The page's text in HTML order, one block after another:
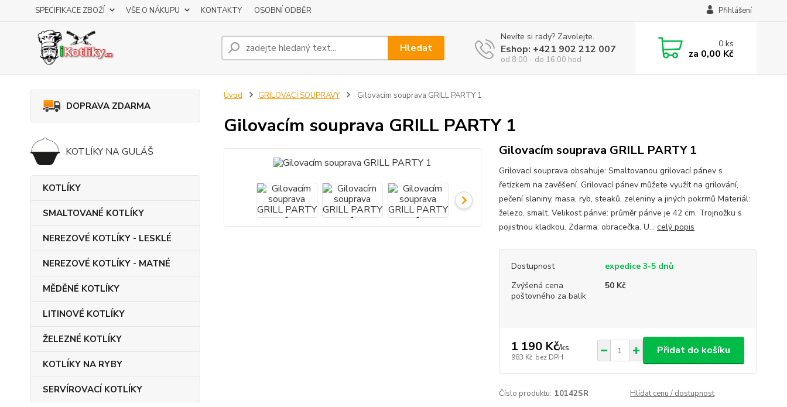
SPECIFIKACE ZBOŽÍ VŠE O NÁKUPU KONTAKTY OSOBNÍ ODBĚR Přihlášení
Hledat
Nevíte si rady? Zavolejte.
Eshop: +421 902 212 007
od 8:00 - do 16:00 hod
0ks
za 0,00 Kč
DOPRAVA ZDARMA
KOTLÍKY NA GULÁŠ
KOTLÍKY
SMALTOVANÉ KOTLÍKY
NEREZOVÉ KOTLÍKY - LESKLÉ
NEREZOVÉ KOTLÍKY - MATNÉ
MĚDĚNÉ KOTLÍKY
LITINOVÉ KOTLÍKY
ŽELEZNÉ KOTLÍKY
KOTLÍKY NA RYBY
SERVÍROVACÍ KOTLÍKY
Úvod GRILOVACÍ SOUPRAVY Gilovacím souprava GRILL PARTY 1
Gilovacím souprava GRILL PARTY 1
Gilovacím souprava GRILL PARTY 1
Grilovací souprava obsahuje: Smaltovanou grilovací pánev s
řetízkem na zavěšení. Grilovací pánev můžete využít na grilování,
pečení slaniny, masa, ryb, steaků, zeleniny a jiných pokrmů Materiál:
železo, smalt. Velikost pánve: průměr pánve je 42 cm. Trojnožku s
pojistnou kladkou. Zdarma: obracečka. U... celý popis
Dostupnost
expedice 3-5 dnů
Zvýšená cena
poštovného za balík
50 Kč
1 190 Kč/ks
983 Kč bez DPH
Přidat do košíku
Číslo produktu: 10142SR Hlídat cenu / dostupnost